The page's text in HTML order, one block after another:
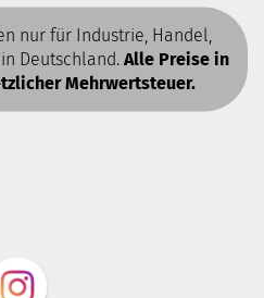
nur für Industrie, Handel,
Deutschland. Alle Preise in
Mehrwertsteuer.